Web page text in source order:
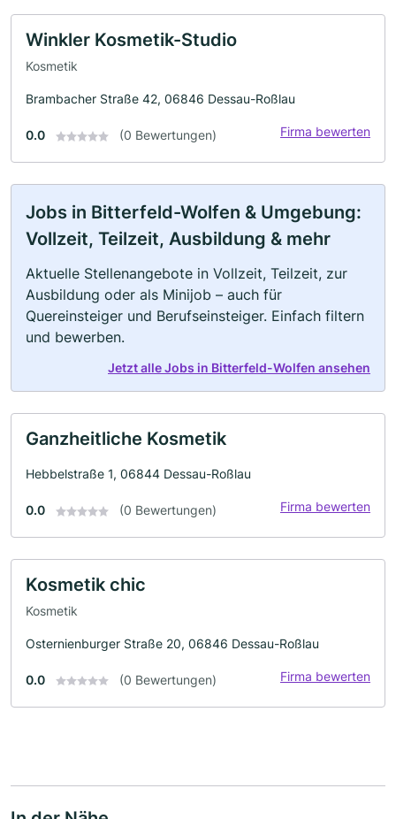
Winkler Kosmetik-Studio
Kosmetik
Brambacher Straße 42, 06846 Dessau-Roßlau
0.0 (0 Bewertungen) Firma bewerten
Jobs in Bitterfeld-Wolfen & Umgebung:
Vollzeit, Teilzeit, Ausbildung & mehr
Aktuelle Stellenangebote in Vollzeit, Teilzeit, zur
Ausbildung oder als Minijob – auch für
Quereinsteiger und Berufseinsteiger. Einfach filtern
und bewerben.
Jetzt alle Jobs in Bitterfeld-Wolfen ansehen
Ganzheitliche Kosmetik
Hebbelstraße 1, 06844 Dessau-Roßlau
0.0 (0 Bewertungen) Firma bewerten
Kosmetik chic
Kosmetik
Osternienburger Straße 20, 06846 Dessau-Roßlau
0.0 (0 Bewertungen) Firma bewerten